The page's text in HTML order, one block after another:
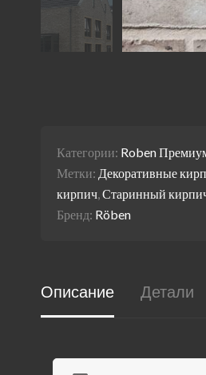
Категории: Roben
Метки: Декоративные
кирпич,Старинный
Бренд: Röben
Описание Детали